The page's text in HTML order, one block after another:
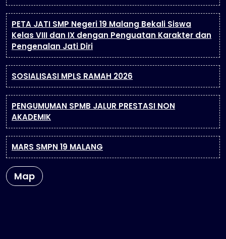
PETA JATI SMP Negeri 19 Malang Bekali Siswa
Kelas VIII dan IX dengan Penguatan Karakter dan
Pengenalan Jati Diri
SOSIALISASI MPLS RAMAH 2026
PENGUMUMAN SPMB JALUR PRESTASI NON
AKADEMIK
MARS SMPN 19 MALANG
Map